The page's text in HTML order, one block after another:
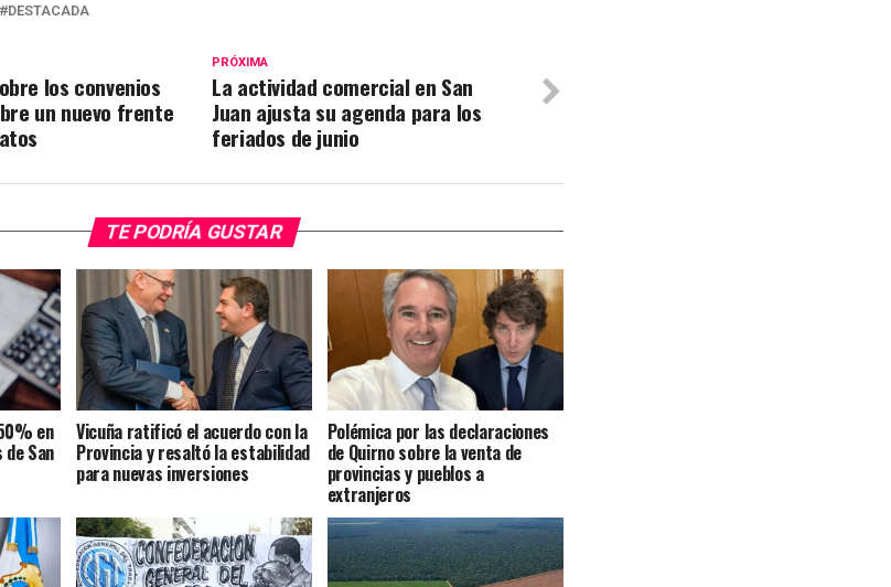
DESTACADA
PRÓXIMA
La actividad comercial en San
Juan ajusta su agenda para los
feriados de junio
los convenios
un nuevo frente
TE PODRÍA GUSTAR
en
San
Vicuña ratificó el acuerdo con la
Provincia y resaltó la estabilidad
para nuevas inversiones
Polémica por las declaraciones
de Quirno sobre la venta de
provincias y pueblos a
extranjeros